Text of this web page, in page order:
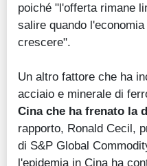
poiché "l'offerta rimane
salire quando
crescere".
Un altro fattore che ha
acciaio e minerale di
Cina che ha frenato la
rapporto, Ronald Cecil,
di S&P Global
l'epidemia in Cina ha